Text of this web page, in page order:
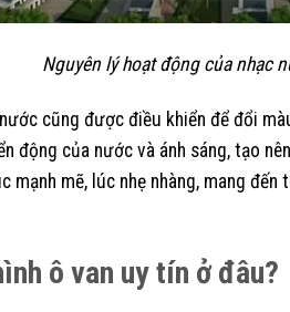
Nguyên lý hoạt động của nhạc
cũng được điều khiển để đổi
động của nước và ánh sáng, tạo
mạnh mẽ, lúc nhẹ nhàng, mang
ô van uy tín ở đâu?